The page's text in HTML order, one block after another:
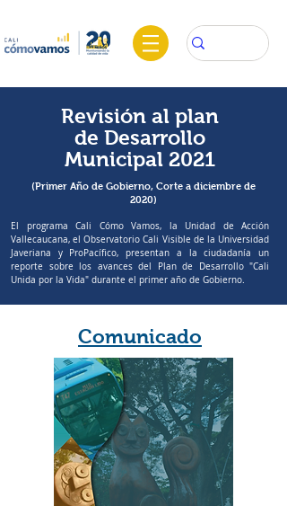
Revisión al plan
de Desarrollo
Municipal 2021
(Primer Año de Gobierno, Corte a diciembre de
2020)
El programa Cali Cómo Vamos, la Unidad de Acción
Vallecaucana, el Observatorio Cali Visible de la Universidad
Javeriana y ProPacífico, presentan a la ciudadanía un
reporte sobre los avances del Plan de Desarrollo "Cali
Unida por la Vida" durante el primer año de Gobierno.
Comunicado